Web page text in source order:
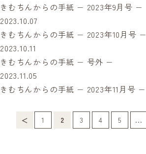
きむちんからの手紙 − 2023年9月号 −
2023.10.07
きむちんからの手紙 − 2023年10月号 −
2023.10.11
きむちんからの手紙 − 号外 −
2023.11.05
きむちんからの手紙 − 2023年11月号 −
＜ 1 2 3 4 5 ...